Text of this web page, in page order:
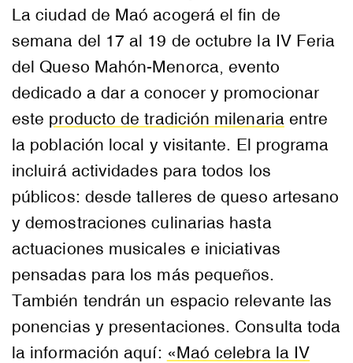
La ciudad de Maó acogerá el fin de
semana del 17 al 19 de octubre la IV Feria
del Queso Mahón-Menorca, evento
dedicado a dar a conocer y promocionar
este producto de tradición milenaria entre
la población local y visitante. El programa
incluirá actividades para todos los
públicos: desde talleres de queso artesano
y demostraciones culinarias hasta
actuaciones musicales e iniciativas
pensadas para los más pequeños.
También tendrán un espacio relevante las
ponencias y presentaciones. Consulta toda
la información aquí: «Maó celebra la IV